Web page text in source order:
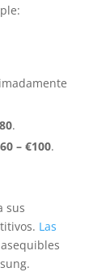
.
– €100.
sus
Las